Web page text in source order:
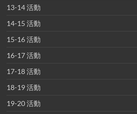
13-14 活動
14-15 活動
15-16 活動
16-17 活動
17-18 活動
18-19 活動
19-20 活動